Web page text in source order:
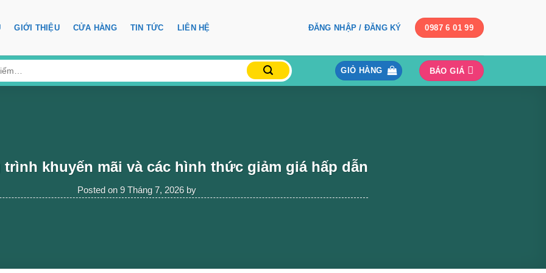
GIỚI THIỆU CỬA HÀNG TIN TỨC LIÊN HỆ ĐĂNG NHẬP / ĐĂNG KÝ 0987 6 01 99
GIỎ HÀNG BÁO GIÁ
khuyến mãi và các hình thức giảm giá hấp dẫn
Posted on 9 Tháng 7, 2026by